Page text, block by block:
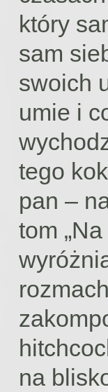
który
sam
swoich
umie i
tego
pan –
tom
na